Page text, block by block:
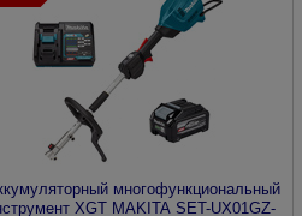
многофункциональный
XGT MAKITA SET-UX01GZ-